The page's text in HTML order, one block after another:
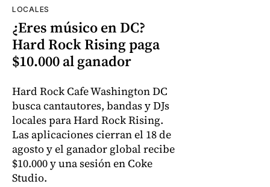
LOCALES
¿Eres músico en DC?
Hard Rock Rising paga
$10.000 al ganador
Hard Rock Cafe Washington DC
busca cantautores, bandas y DJs
locales para Hard Rock Rising.
Las aplicaciones cierran el 18 de
agosto y el ganador global recibe
$10.000 y una sesión en Coke
Studio.